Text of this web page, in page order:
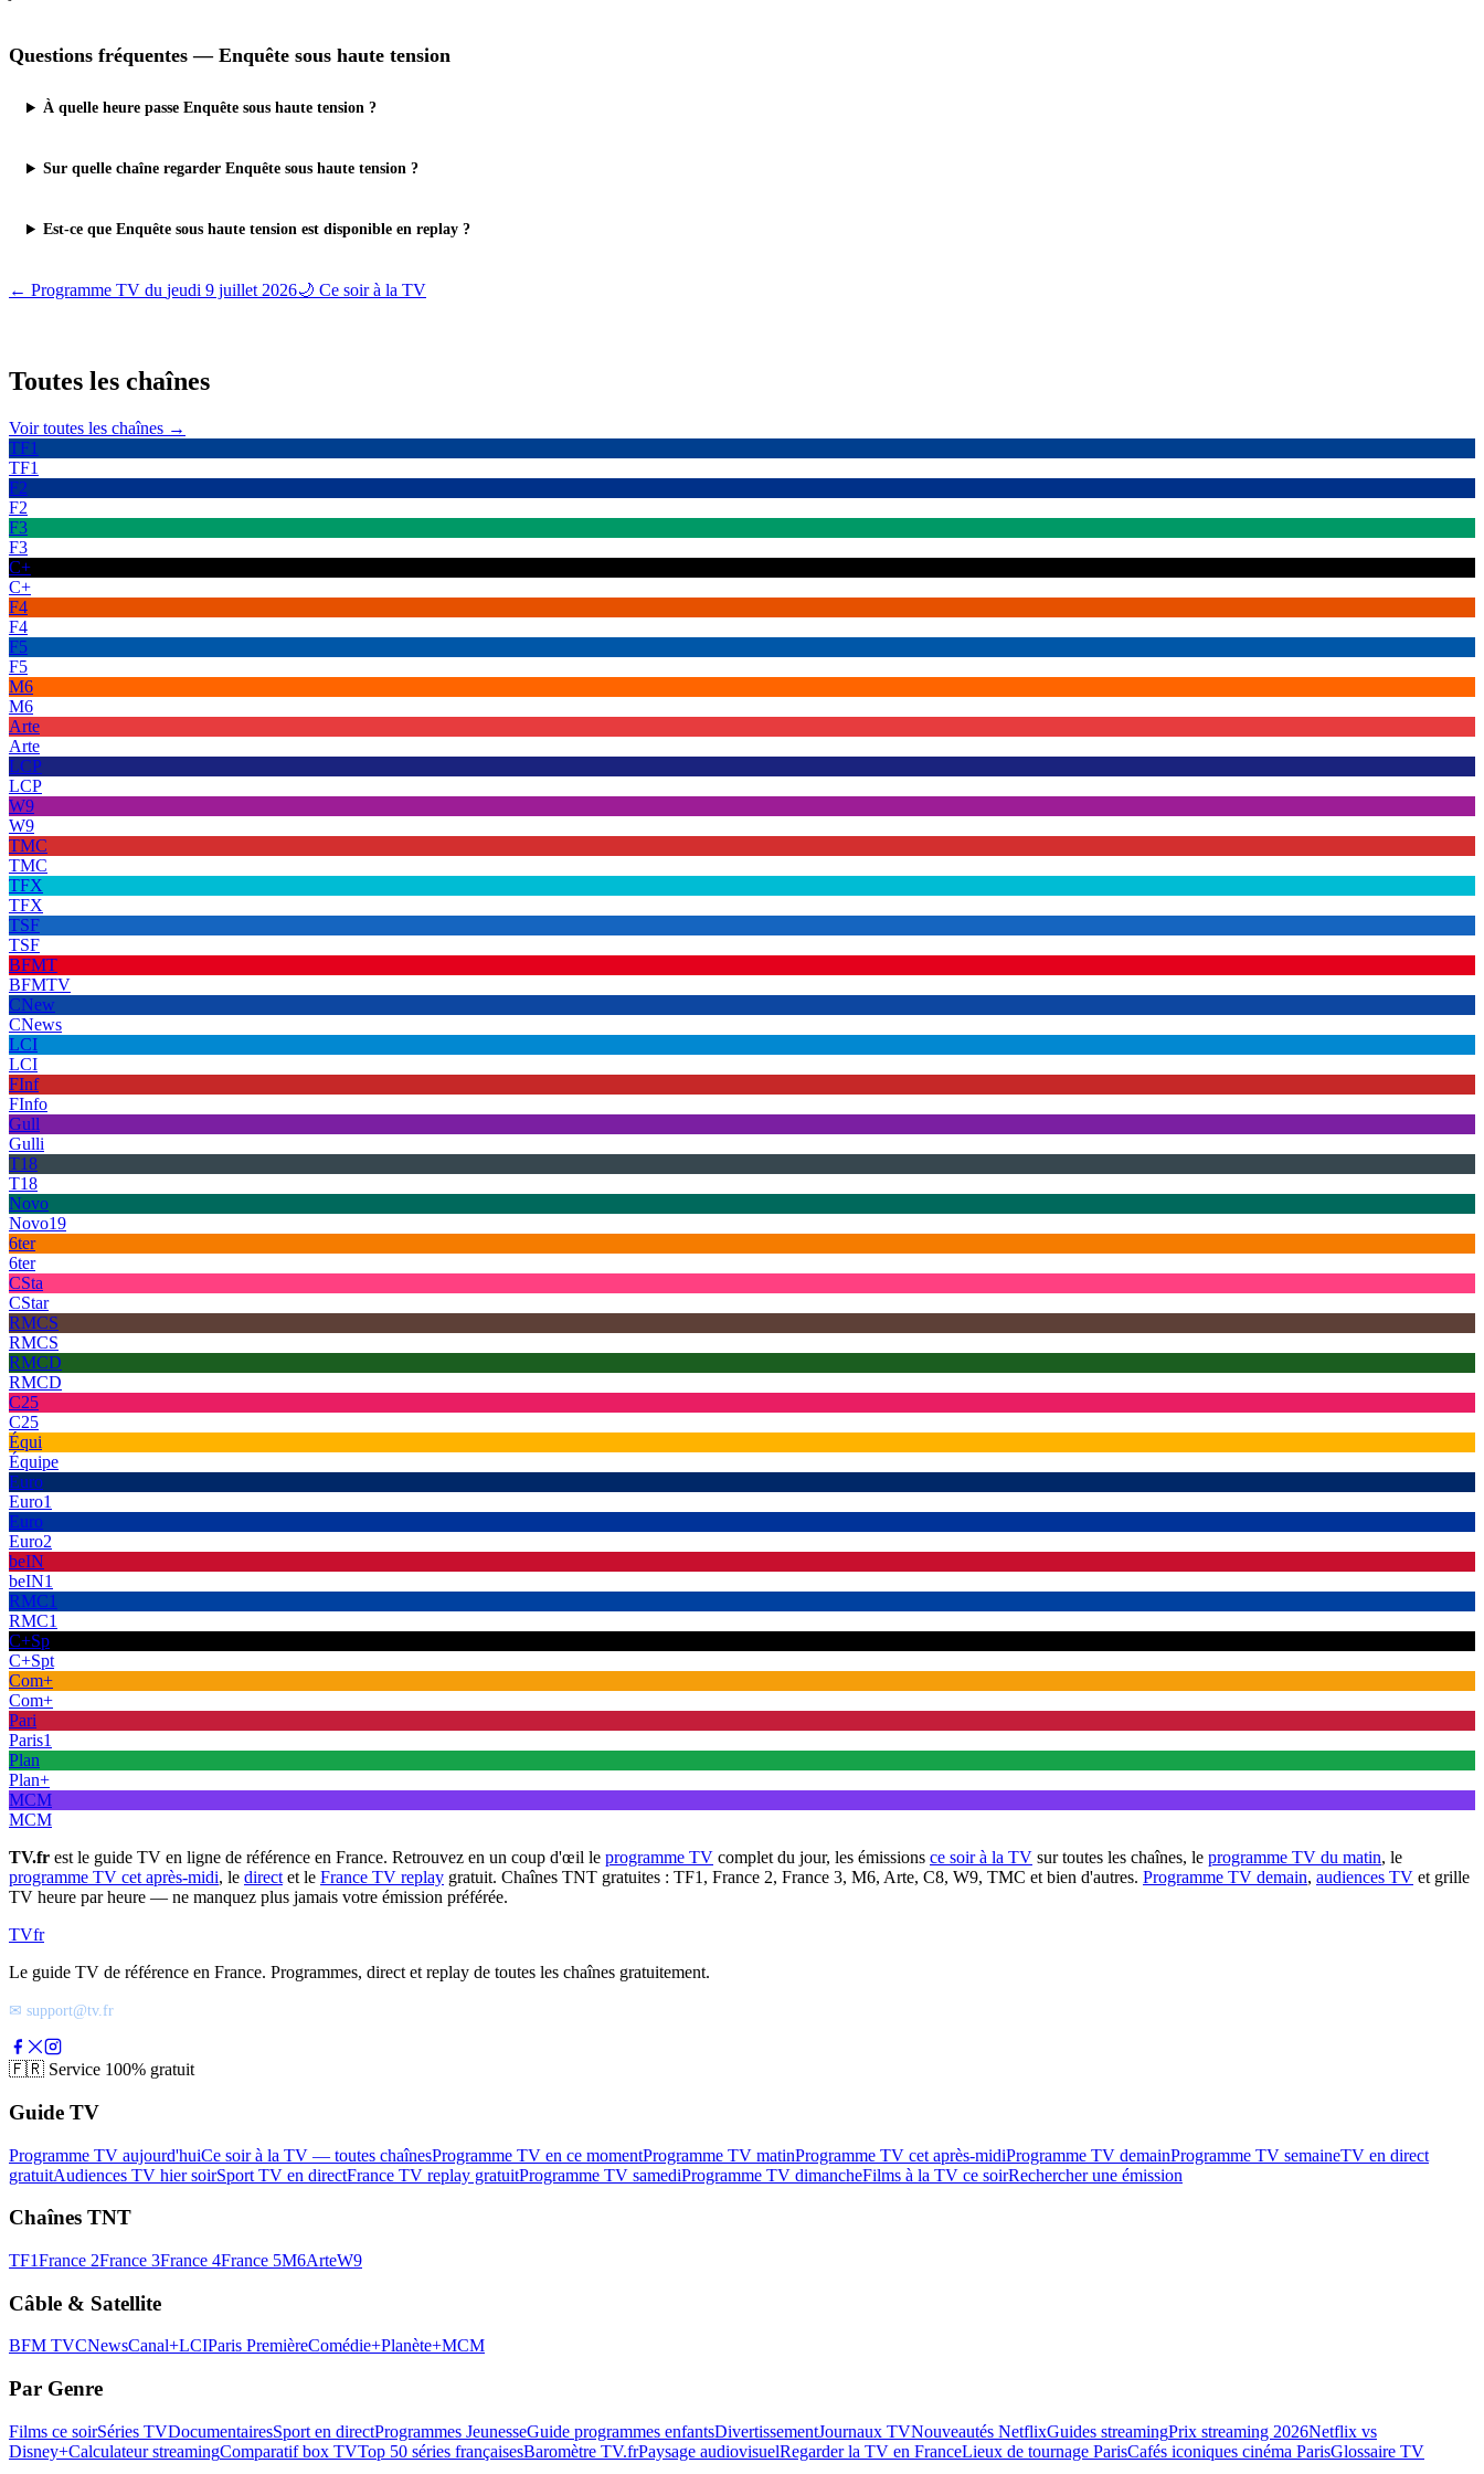
Questions fréquentes — Enquête sous haute tension
À quelle heure passe Enquête sous haute tension ?
Sur quelle chaîne regarder Enquête sous haute tension ?
Est-ce que Enquête sous haute tension est disponible en replay ?
← Programme TV du jeudi 9 juillet 2026🌙 Ce soir à la TV
Toutes les chaînes
Voir toutes les chaînes →
TF1
TF1
F2
F2
F3
F3
C+
C+
F4
F4
F5
F5
M6
M6
Arte
Arte
LCP
LCP
W9
W9
TMC
TMC
TFX
TFX
TSF
TSF
BFMT
BFMTV
CNew
CNews
LCI
LCI
FInf
FInfo
Gull
Gulli
T18
T18
Novo
Novo19
6ter
6ter
CSta
CStar
RMCS
RMCS
RMCD
RMCD
C25
C25
Équi
Équipe
Euro
Euro1
Euro
Euro2
beIN
beIN1
RMC1
RMC1
C+Sp
C+Spt
Com+
Com+
Pari
Paris1
Plan
Plan+
MCM
MCM
TV.fr est le guide TV en ligne de référence en France. Retrouvez en un coup d'œil le programme TV complet du jour, les émissions ce soir à la TV sur toutes les chaînes, le programme TV du matin, le
programme TV cet après-midi, le direct et le France TV replay gratuit. Chaînes TNT gratuites : TF1, France 2, France 3, M6, Arte, C8, W9, TMC et bien d'autres. Programme TV demain, audiences TV et grille
TV heure par heure — ne manquez plus jamais votre émission préférée.
TVfr
Le guide TV de référence en France. Programmes, direct et replay de toutes les chaînes gratuitement.
✉ support@tv.fr
🇫🇷 Service 100% gratuit
Guide TV
Programme TV aujourd'huiCe soir à la TV — toutes chaînesProgramme TV en ce momentProgramme TV matinProgramme TV cet après-midiProgramme TV demainProgramme TV semaineTV en direct
gratuitAudiences TV hier soirSport TV en directFrance TV replay gratuitProgramme TV samediProgramme TV dimancheFilms à la TV ce soirRechercher une émission
Chaînes TNT
TF1France 2France 3France 4France 5M6ArteW9
Câble & Satellite
BFM TVCNewsCanal+LCIParis PremièreComédie+Planète+MCM
Par Genre
Films ce soirSéries TVDocumentairesSport en directProgrammes JeunesseGuide programmes enfantsDivertissementJournaux TVNouveautés NetflixGuides streamingPrix streaming 2026Netflix vs
Disney+Calculateur streamingComparatif box TVTop 50 séries françaisesBaromètre TV.frPaysage audiovisuelRegarder la TV en FranceLieux de tournage ParisCafés iconiques cinéma ParisGlossaire TV